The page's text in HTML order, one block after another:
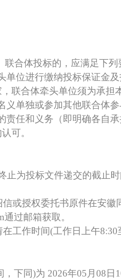
联合体投标的，应满足下列
位进行缴纳投标保证金
，联合体牵头单位须为承担
单独或参加其他联合体参
责任和义务（即明确各自
可。
为投标文件递交的截止时
或授权委托书原件在安徽
通过邮箱获取。
工作时间(工作日上午8:30
，下同)为 2026年05 月 08 日